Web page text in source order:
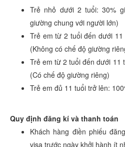
Trẻ nhỏ dưới 2 tuổi: 30%
giường chung với người lớn)
Trẻ em từ 2 tuổi đến dưới
(Không có chế độ giường
Trẻ em từ 2 tuổi đến dưới 11
(Có chế độ giường riêng)
Trẻ em đủ 11 tuổi trở lên:
Quy định đăng kí và thanh toán
Khách hàng điền phiếu
visa trước ngày khởi hành ít